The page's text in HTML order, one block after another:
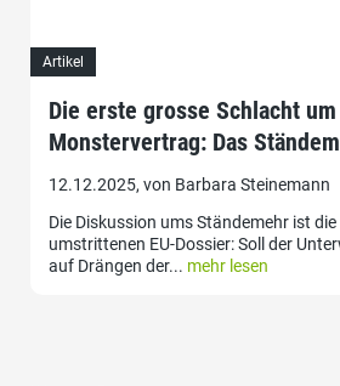
Artikel
Die erste grosse Schlacht um
Monstervertrag: Das
12.12.2025, von Barbara Steinemann
Die Diskussion ums Ständemehr ist
umstrittenen EU-Dossier: Soll der
auf Drängen der... mehr lesen